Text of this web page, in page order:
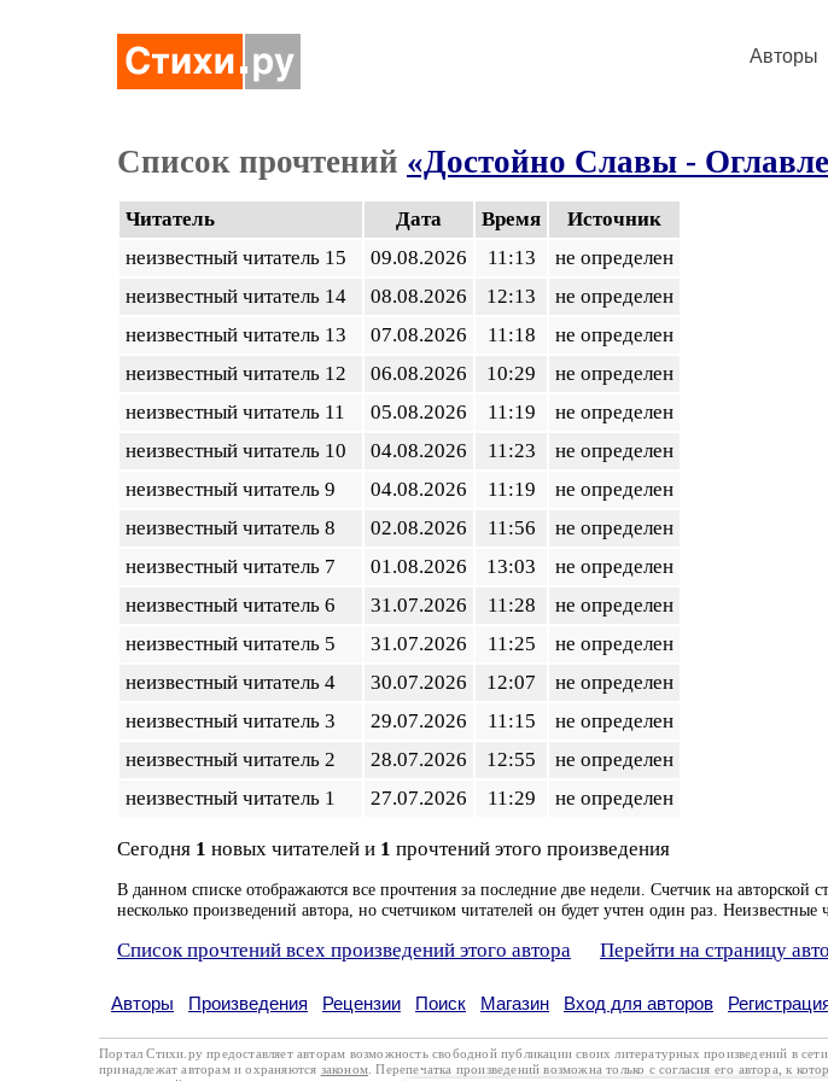
Авторы
Список прочтений «Достойно Славы -
Читатель Дата Время
Источник
неизвестный читатель 15
09.08.2026 11:13
не определен
неизвестный читатель 14
08.08.2026 12:13
не определен
неизвестный читатель 13
07.08.2026 11:18
не определен
неизвестный читатель 12
06.08.2026 10:29
не определен
неизвестный читатель 11
05.08.2026 11:19
не определен
неизвестный читатель 10
04.08.2026 11:23
не определен
неизвестный читатель 9
04.08.2026 11:19
не определен
неизвестный читатель 8
02.08.2026 11:56
не определен
неизвестный читатель 7
01.08.2026 13:03
не определен
неизвестный читатель 6
31.07.2026 11:28
не определен
неизвестный читатель 5
31.07.2026 11:25
не определен
неизвестный читатель 4
30.07.2026 12:07
не определен
неизвестный читатель 3
29.07.2026 11:15
не определен
неизвестный читатель 2
28.07.2026 12:55
не определен
неизвестный читатель 1
27.07.2026 11:29 не определен
Сегодня 1 новых читателей и 1 прочтений этого произведения
В данном списке отображаются все прочтения за последние две недели. Счетчик на
несколько произведений автора, но счетчиком читателей он будет учтен один раз.
Список прочтений всех произведений этого автора Перейти на страницу
Авторы Произведения Рецензии Поиск Магазин Вход для авторов
Портал Стихи.ру предоставляет авторам возможность свободной публикации своих литературных произведений в
принадлежат авторам и охраняются законом . Перепечатка произведений возможна только с согласия его автора, к